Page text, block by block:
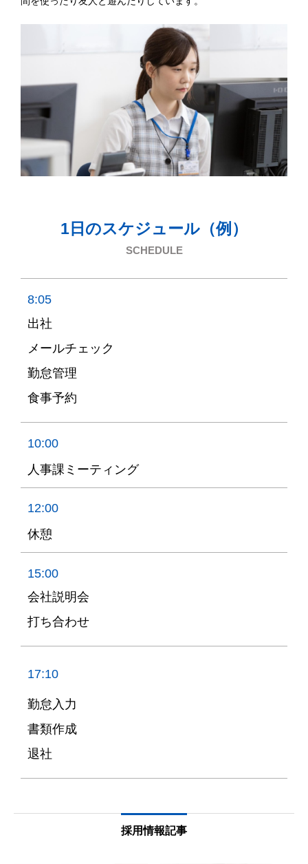
1日のスケジュール（例）
SCHEDULE
8:05
出社
メールチェック
勤怠管理
食事予約
10:00
人事課ミーティング
12:00
休憩
15:00
会社説明会
打ち合わせ
17:10
勤怠入力
書類作成
退社
採用情報記事